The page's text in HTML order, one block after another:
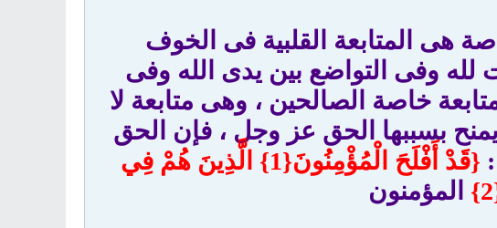
هى المتابعة القلبية فى الخوف
لله وفى التواضع بين يدى الله وفى
خاصة الصالحين ، وهى متابعة لا
بسببها الحق عز وجل ، فإن الحق
{قَدْ أَفْلَحَ الْمُؤْمِنُونَ{1} الَّذِينَ هُمْ فِي
المؤمنون